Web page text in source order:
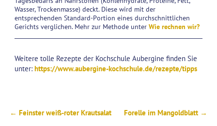
Wasser, Trockenmasse) deckt. Diese wird mit der
entsprechenden Standard-Portion eines durchschnittlichen
Gerichts verglichen. Mehr zur Methode unter Wie rechnen wir?
Weitere tolle Rezepte der Kochschule Aubergine finden Sie
unter: https://www.aubergine-kochschule.de/rezepte/tipps
← Feinster weiß-roter Krautsalat Forelle im Mangoldblatt →